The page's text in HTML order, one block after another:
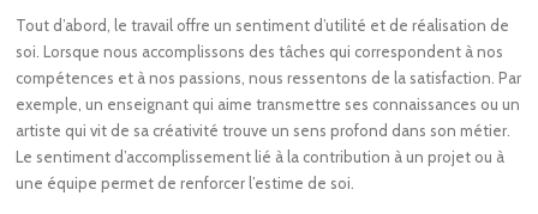
Tout d’abord, le travail offre un sentiment d’utilité et de réalisation de
soi. Lorsque nous accomplissons des tâches qui correspondent à nos
compétences et à nos passions, nous ressentons de la satisfaction. Par
exemple, un enseignant qui aime transmettre ses connaissances ou un
artiste qui vit de sa créativité trouve un sens profond dans son métier.
Le sentiment d’accomplissement lié à la contribution à un projet ou à
une équipe permet de renforcer l’estime de soi.